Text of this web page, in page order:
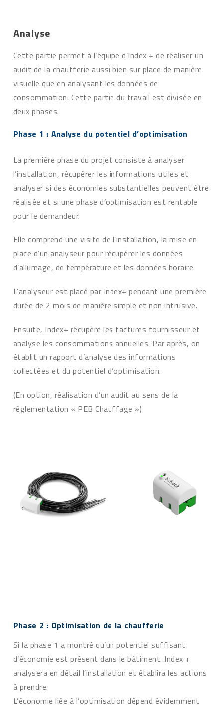
Analyse
Cette partie permet à l’équipe d’Index + de réaliser un
audit de la chaufferie aussi bien sur place de manière
visuelle que en analysant les données de
consommation. Cette partie du travail est divisée en
deux phases.
Phase 1 : Analyse du potentiel d’optimisation
La première phase du projet consiste à analyser
l’installation, récupérer les informations utiles et
analyser si des économies substantielles peuvent être
réalisée et si une phase d’optimisation est rentable
pour le demandeur.
Elle comprend une visite de l’installation, la mise en
place d’un analyseur pour récupérer les données
d’allumage, de température et les données horaire.
L’analyseur est placé par Index+ pendant une première
durée de 2 mois de manière simple et non intrusive.
Ensuite, Index+ récupère les factures fournisseur et
analyse les consommations annuelles. Par après, on
établit un rapport d’analyse des informations
collectées et du potentiel d’optimisation.
(En option, réalisation d’un audit au sens de la
réglementation « PEB Chauffage »)
Phase 2 : Optimisation de la chaufferie
Si la phase 1 a montré qu’un potentiel suffisant
d’économie est présent dans le bâtiment. Index +
analysera en détail l’installation et établira les actions
à prendre.
L’économie liée à l’optimisation dépend évidemment